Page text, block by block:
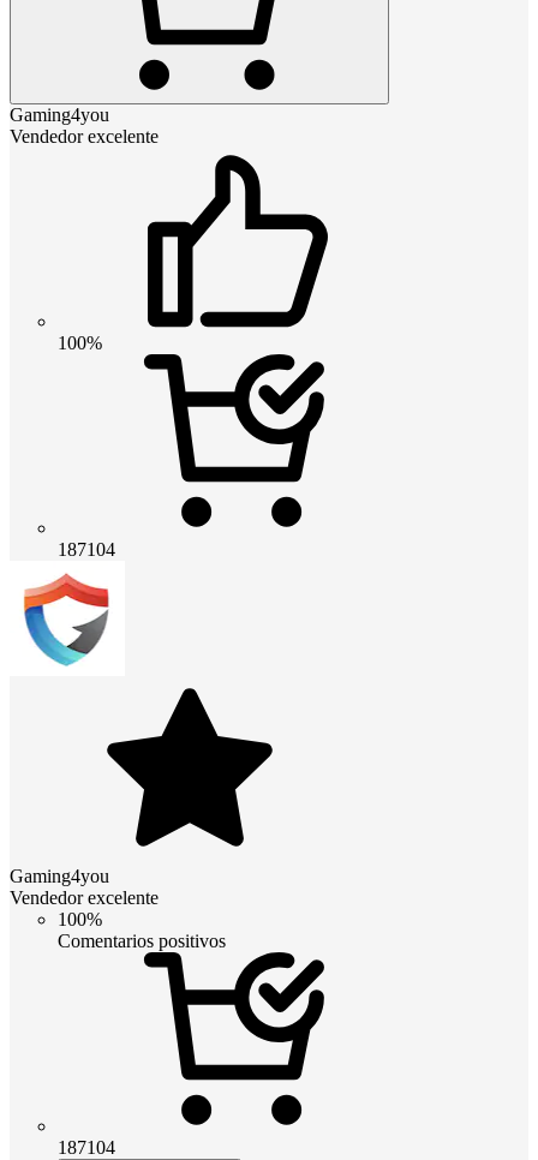
Gaming4you
Vendedor excelente
100%
187104
Gaming4you
Vendedor excelente
100%
Comentarios positivos
187104